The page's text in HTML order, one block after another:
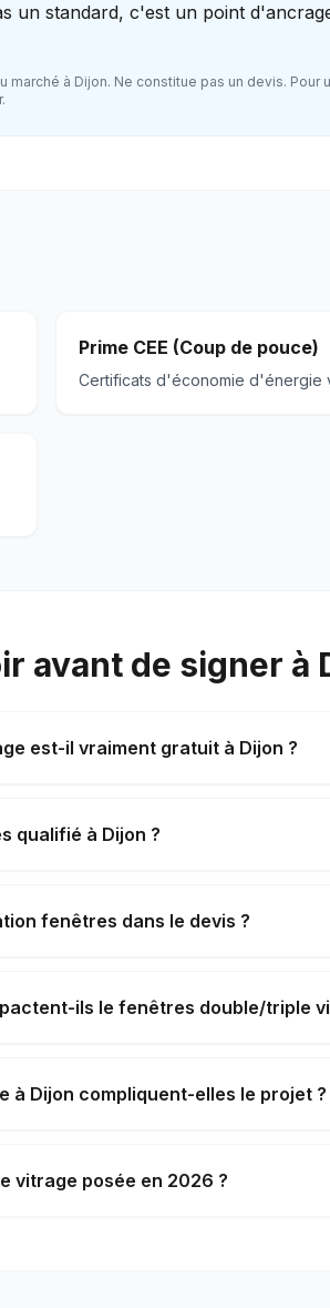
un standard, c'est un point
marché à Dijon. Ne constitue pas un devis. Pour
Prime CEE (Coup de pouce)
Certificats d'économie d'énergie
avant de signer à
est-il vraiment gratuit à Dijon ?
qualifié à Dijon ?
fenêtres dans le devis ?
ils le fenêtres double/triple
à Dijon compliquent-elles le projet ?
vitrage posée en 2026 ?